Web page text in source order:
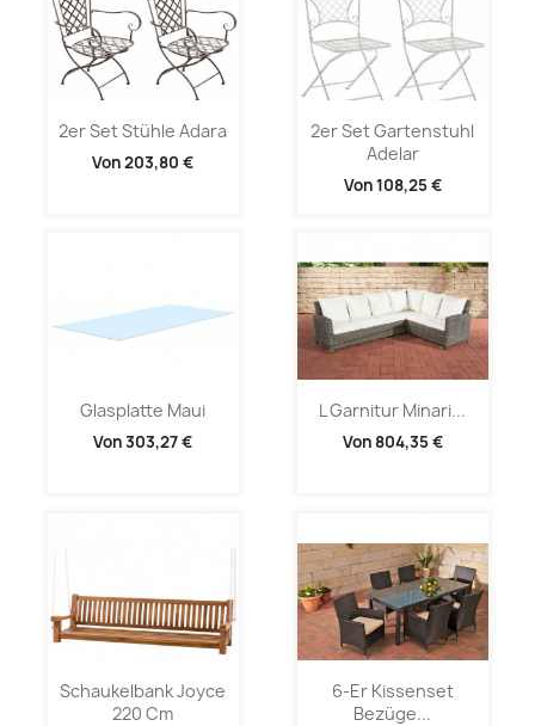
2er Set Stühle Adara
Von203,80 €
2er Set Gartenstuhl
Adelar
Von108,25 €
Glasplatte Maui
Von303,27 €
L Garnitur Minari...
Von 804,35 €
Schaukelbank Joyce
220 Cm
6-Er Kissenset
Bezüge...